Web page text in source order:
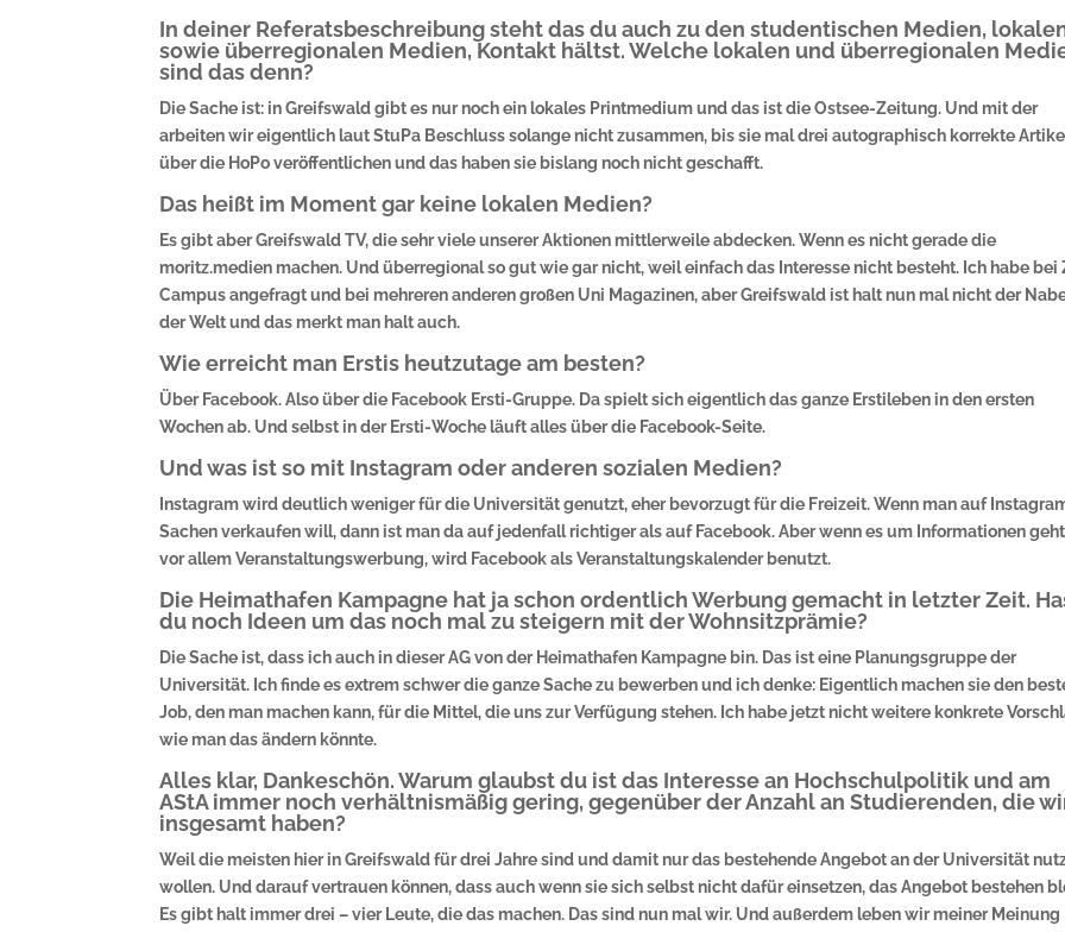
In deiner Referatsbeschreibung steht das du auch zu den studentischen Medien,
sowie überregionalen Medien, Kontakt hältst. Welche lokalen und überregionalen
sind das denn?
Die Sache ist: in Greifswald gibt es nur noch ein lokales Printmedium und das ist die Ostsee-Zeitung. Und mit der
arbeiten wir eigentlich laut StuPa Beschluss solange nicht zusammen, bis sie mal drei autographisch korrekte
über die HoPo veröffentlichen und das haben sie bislang noch nicht geschafft.
Das heißt im Moment gar keine lokalen Medien?
Es gibt aber Greifswald TV, die sehr viele unserer Aktionen mittlerweile abdecken. Wenn es nicht gerade die
moritz.medien machen. Und überregional so gut wie gar nicht, weil einfach das Interesse nicht besteht. Ich habe bei
Campus angefragt und bei mehreren anderen großen Uni Magazinen, aber Greifswald ist halt nun mal nicht der
der Welt und das merkt man halt auch.
Wie erreicht man Erstis heutzutage am besten?
Über Facebook. Also über die Facebook Ersti-Gruppe. Da spielt sich eigentlich das ganze Erstileben in den ersten
Wochen ab. Und selbst in der Ersti-Woche läuft alles über die Facebook-Seite.
Und was ist so mit Instagram oder anderen sozialen Medien?
Instagram wird deutlich weniger für die Universität genutzt, eher bevorzugt für die Freizeit. Wenn man auf
Sachen verkaufen will, dann ist man da auf jedenfall richtiger als auf Facebook. Aber wenn es um Informationen
vor allem Veranstaltungswerbung, wird Facebook als Veranstaltungskalender benutzt.
Die Heimathafen Kampagne hat ja schon ordentlich Werbung gemacht in letzter Zeit.
du noch Ideen um das noch mal zu steigern mit der Wohnsitzprämie?
Die Sache ist, dass ich auch in dieser AG von der Heimathafen Kampagne bin. Das ist eine Planungsgruppe der
Universität. Ich finde es extrem schwer die ganze Sache zu bewerben und ich denke: Eigentlich machen sie den
Job, den man machen kann, für die Mittel, die uns zur Verfügung stehen. Ich habe jetzt nicht weitere konkrete
wie man das ändern könnte.
Alles klar, Dankeschön. Warum glaubst du ist das Interesse an Hochschulpolitik und am
AStA immer noch verhältnismäßig gering, gegenüber der Anzahl an Studierenden, die
insgesamt haben?
Weil die meisten hier in Greifswald für drei Jahre sind und damit nur das bestehende Angebot an der Universität
wollen. Und darauf vertrauen können, dass auch wenn sie sich selbst nicht dafür einsetzen, das Angebot bestehen
Es gibt halt immer drei – vier Leute, die das machen. Das sind nun mal wir. Und außerdem leben wir meiner Meinung